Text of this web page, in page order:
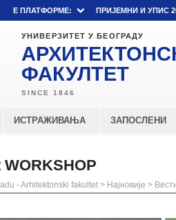
E ПЛАТФОРМЕ: ПРИЈЕМНИ И УПИС
УНИВЕРЗИТЕТ У БЕОГРАДУ
ФАКУЛТЕТ
ИСТРАЖИВАЊА ЗАПОСЛЕНИ
- Arhitektonski fakultet > Најновије >